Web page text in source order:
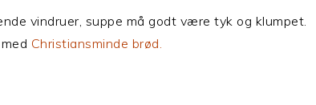
vindruer, suppe må godt være tyk og klumpet.
Christiansminde brød.